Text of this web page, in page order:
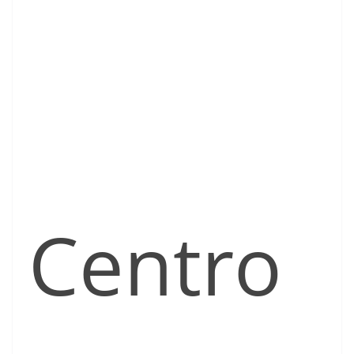
Centro